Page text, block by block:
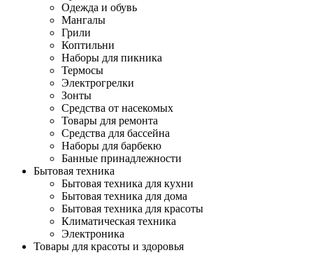
Одежда и обувь
Мангалы
Грили
Коптильни
Наборы для пикника
Термосы
Электрогрелки
Зонты
Средства от насекомых
Товары для ремонта
Средства для бассейна
Наборы для барбекю
Банные принадлежности
Бытовая техника
Бытовая техника для кухни
Бытовая техника для дома
Бытовая техника для красоты
Климатическая техника
Электроника
Товары для красоты и здоровья